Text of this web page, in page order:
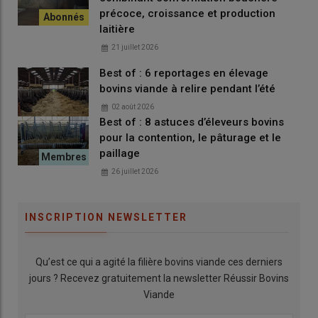
Lire aussi :Abreuvement des bovins : « Des
Depuis, les éleveurs sont plutôt satisfaits de leur équipement.
« L’éolienne fonctionne parfaitement quand il y a du vent, même
si une structure de 8 mètres de haut aurait peut-être été plus
adaptée. »Le débit du puits est également un peu limitant.
fournit moins de 3 m³/jour, ce qui est un peu juste pour nos
précoce, croissance et production
laitière
21 juillet 2026
Best of : 6 reportages en élevage
bovins viande à relire pendant l’été
02 août 2026
Best of : 8 astuces d’éleveurs bovins
pour la contention, le pâturage et le
paillage
26 juillet 2026
INSCRIPTION NEWSLETTER
Qu’est ce qui a agité la filière bovins viande ces derniers
jours ? Recevez gratuitement la newsletter Réussir Bovins
Viande